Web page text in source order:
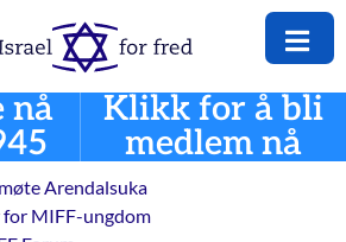
nå
Klikk for å bli
medlem nå
Arendalsuka
MIFF-ungdom